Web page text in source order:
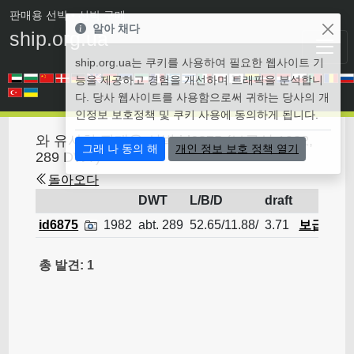
판매용 선박• 선박 구매
ship.org.ua
와 유사한 판매용 선박 id6875 (보급선 1982,
289 DWT)
돌아오다
DWT
L/B/D draft
id6875
1982 abt. 289 52.65/11.88/ 3.71 보급선
총 발견: 1
알아 채다
ship.org.ua는 쿠키를 사용하여 필요한 웹사이트 기
능을 제공하고 경험을 개선하며 트래픽을 분석합니
다. 당사 웹사이트를 사용함으로써 귀하는 당사의 개
인정보 보호정책 및 쿠키 사용에 동의하게 됩니다.
그래 나 동의 해 개인 정보 보호 정책 열기